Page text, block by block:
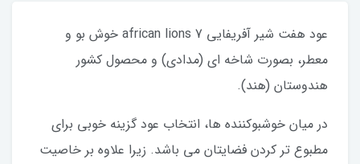
عود هفت شیر آفریفایی 7 african lions خوش بو و
معطر، بصورت شاخه ای (مدادی) و محصول کشور
هندوستان (هند).
در میان خوشبوکننده ها، انتخاب عود گزینه خوبی برای
مطبوع تر کردن فضایتان می باشد. زیرا علاوه بر خاصیت